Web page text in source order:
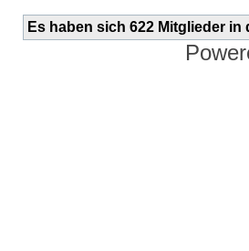
Es haben sich 622 Mitglieder in